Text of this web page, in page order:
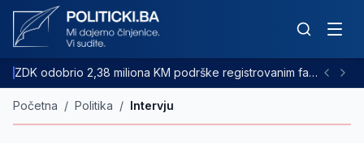
ZDK odobrio 2,38 miliona KM podrške registrovanim farmama goveda
Početna / Politika / Intervju